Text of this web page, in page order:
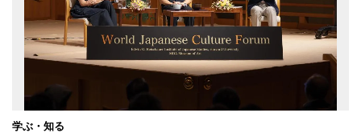
学ぶ・知る